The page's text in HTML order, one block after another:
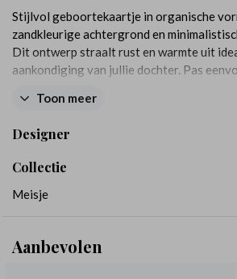
Stijlvol geboortekaartje in organische
zandkleurige achtergrond en
Dit ontwerp straalt rust en warmte uit
aankondiging van jullie dochter. Pas
unieke kaart van.
Toon meer
Designer
Collectie
Meisje
Aanbevolen